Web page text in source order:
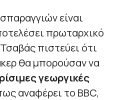
είναι
πρωταρχικό
πιστεύει ότι
θα μπορούσαν να
γεωργικές
αναφέρει το BBC,